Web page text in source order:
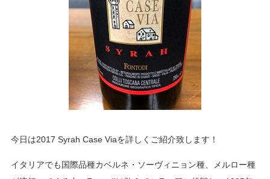
今日は2017 Syrah Case Viaを詳しくご紹介致します！
イタリアでも国際品種カベルネ・ソーヴィニョン種、メルロー種